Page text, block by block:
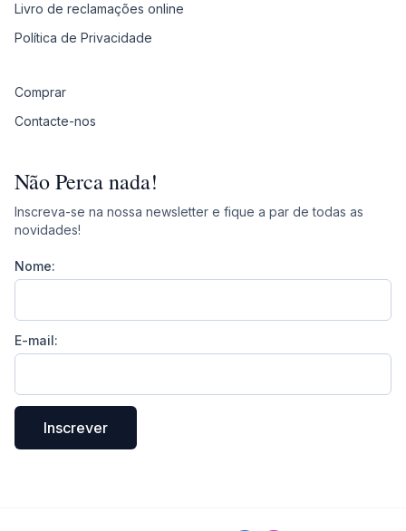
Livro de reclamações online
Política de Privacidade
Comprar
Contacte-nos
Não Perca nada!
Inscreva-se na nossa newsletter e fique a par de todas as
novidades!
Nome:
E-mail:
Inscrever